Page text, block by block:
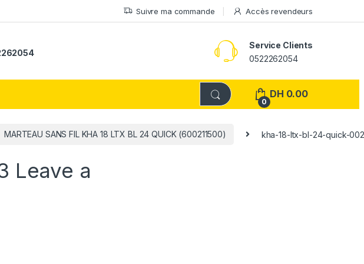
Suivre ma commande Accès revendeurs
Service Clients
0522262054
0
DH 0.00
MARTEAU SANS FIL KHA 18 LTX BL 24 QUICK (600211500) kha-18-ltx-bl-24-quick-
Leave a